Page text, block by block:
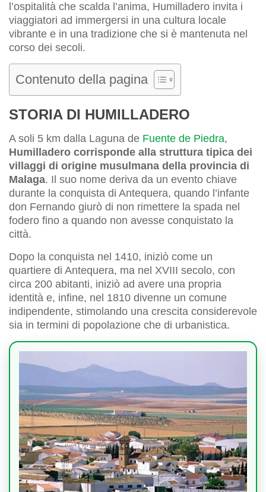
l’ospitalità che scalda l’anima, Humilladero invita i
viaggiatori ad immergersi in una cultura locale
vibrante e in una tradizione che si è mantenuta nel
corso dei secoli.
Contenuto della pagina
STORIA DI HUMILLADERO
A soli 5 km dalla Laguna de Fuente de Piedra,
Humilladero corrisponde alla struttura tipica dei
villaggi di origine musulmana della provincia di
Malaga. Il suo nome deriva da un evento chiave
durante la conquista di Antequera, quando l’infante
don Fernando giurò di non rimettere la spada nel
fodero fino a quando non avesse conquistato la
città.
Dopo la conquista nel 1410, iniziò come un
quartiere di Antequera, ma nel XVIII secolo, con
circa 200 abitanti, iniziò ad avere una propria
identità e, infine, nel 1810 divenne un comune
indipendente, stimolando una crescita considerevole
sia in termini di popolazione che di urbanistica.